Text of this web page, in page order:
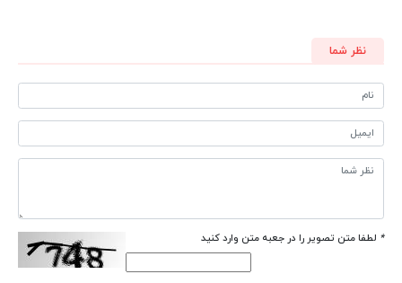
نظر شما
* لطفا متن تصویر را در جعبه متن وارد کنید